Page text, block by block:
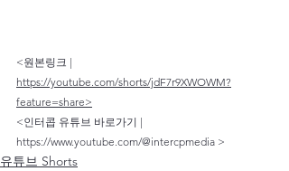
<원본링크 |
https://youtube.com/shorts/jdF7r9XWOWM?
feature=share>
<인터콥 유튜브 바로가기 |
https://www.youtube.com/@intercpmedia >
유튜브 Shorts